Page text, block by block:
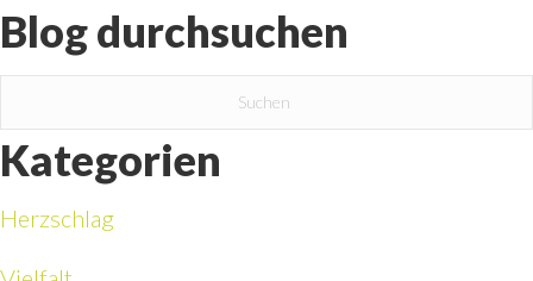
Blog durchsuchen
Kategorien
Herzschlag